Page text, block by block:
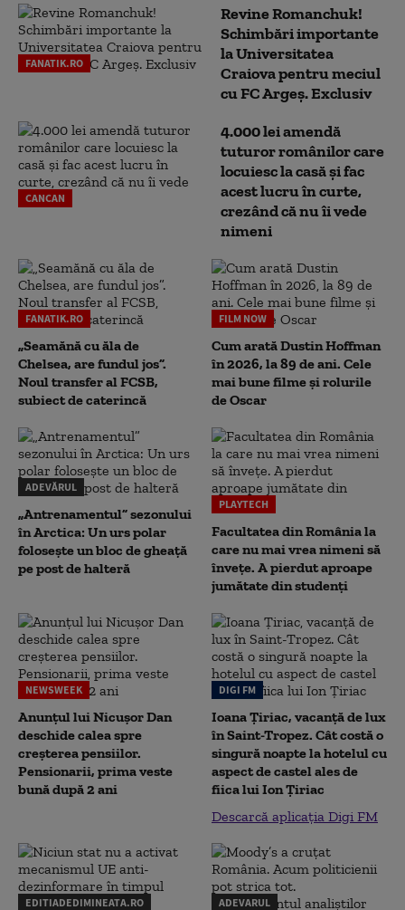
FANATIK.RO
Revine Romanchuk!
Schimbări importante
la Universitatea
Craiova pentru meciul
cu FC Argeş. Exclusiv
CANCAN
4.000 lei amendă
tuturor românilor care
locuiesc la casă și fac
acest lucru în curte,
crezând că nu îi vede
nimeni
FANATIK.RO
„Seamănă cu ăla de
Chelsea, are fundul jos”.
Noul transfer al FCSB,
subiect de caterincă
FILM NOW
Cum arată Dustin Hoffman
în 2026, la 89 de ani. Cele
mai bune filme și rolurile
de Oscar
ADEVĂRUL
„Antrenamentul” sezonului
în Arctica: Un urs polar
folosește un bloc de gheață
pe post de halteră
PLAYTECH
Facultatea din România la
care nu mai vrea nimeni să
înveţe. A pierdut aproape
jumătate din studenţi
NEWSWEEK
Anunțul lui Nicușor Dan
deschide calea spre
creșterea pensiilor.
Pensionarii, prima veste
bună după 2 ani
DIGI FM
Ioana Țiriac, vacanță de lux
în Saint-Tropez. Cât costă o
singură noapte la hotelul cu
aspect de castel ales de
fiica lui Ion Țiriac
Descarcă aplicația Digi FM
EDITIADEDIMINEATA.RO ADEVARUL